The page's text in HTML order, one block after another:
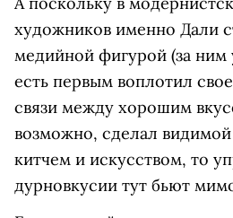
художников именно Дали
медийной фигурой (за ним
есть первым воплотил
связи между хорошим
возможно, сделал
китчем и искусством, то
дурновкусии тут бьют